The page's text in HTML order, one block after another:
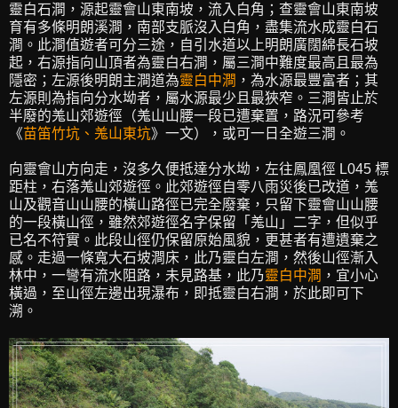
靈白石澗，源起靈會山東南坡，流入白角；查靈會山東南坡
育有多條明朗溪澗，南部支脈沒入白角，盡集流水成靈白石
澗。此澗值遊者可分三途，自引水道以上明朗廣闊綿長石坡
起，右源指向山頂者為靈白右澗，屬三澗中難度最高且最為
隱密；左源後明朗主澗道為靈白中澗 ，為水源最豐富者；其
左源則為指向分水坳者，屬水源最少且最狹窄。三澗皆止於
半廢的羗山郊遊徑（羗山山腰一段已遭棄置，路況可參考
《苗笛竹坑、羗山東坑》一文），或可一日全遊三澗。
向靈會山方向走，沒多久便抵達分水坳，左往鳳凰徑 L045 標
距柱，右落羗山郊遊徑。此郊遊徑自零八雨災後已改道，羗
山及觀音山山腰的橫山路徑已完全廢棄，只留下靈會山山腰
的一段橫山徑，雖然郊遊徑名字保留「羗山」二字，但似乎
已名不符實。此段山徑仍保留原始風貌，更甚者有遭遺棄之
感。走過一條寬大石坡澗床，此乃靈白左澗，然後山徑漸入
林中，一彎有流水阻路，未見路基，此乃靈白中澗 ，宜小心
橫過，至山徑左邊出現瀑布，即抵靈白右澗，於此即可下
溯。